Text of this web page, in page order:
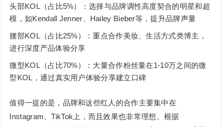
头部KOL（占比5%）：选择与品牌调性高度契合的明星和超
模，如Kendall Jenner、Hailey Bieber等，提升品牌声量
腰部KOL（占比25%）：重点合作美妆、生活方式类博主，
进行深度产品体验分享
微型KOL（占比70%）：大量合作粉丝量在1-10万之间的微
型KOL，通过真实用户体验分享建立口碑
值得一提的是，品牌和这些红人的合作主要集中在
Instagram、TikTok上，而且效果也非常理想。根据